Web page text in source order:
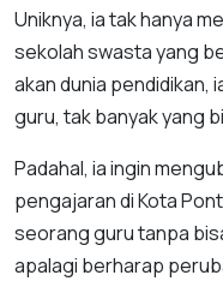
Uniknya, ia tak hanya
sekolah swasta yang
akan dunia pendidikan,
guru, tak banyak yang
Padahal, ia ingin
pengajaran di Kota
seorang guru tanpa
apalagi berharap